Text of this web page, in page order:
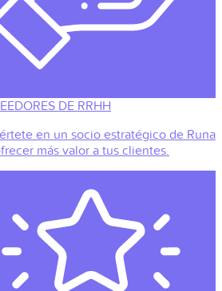
DE RRHH
en un socio estratégico de Runa
más valor a tus clientes.